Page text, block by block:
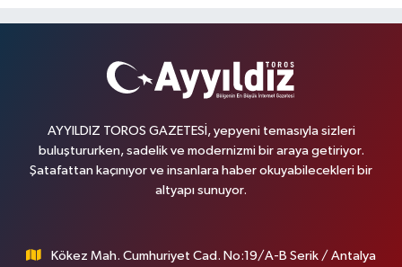
AYYILDIZ TOROS GAZETESİ, yepyeni temasıyla sizleri
buluştururken, sadelik ve modernizmi bir araya getiriyor.
Şatafattan kaçınıyor ve insanlara haber okuyabilecekleri bir
altyapı sunuyor.
Kökez Mah. Cumhuriyet Cad. No:19/A-B Serik / Antalya